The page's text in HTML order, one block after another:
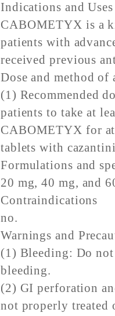
Indications and Uses
CABOMETYX is a
patients with
received previous
Dose and method
(1) Recommended
patients to take at
CABOMETYX for
tablets with
Formulations and
20 mg, 40 mg, and
Contraindications
no.
Warnings and
(1) Bleeding: Do
bleeding.
(2) GI perforation
not properly treated